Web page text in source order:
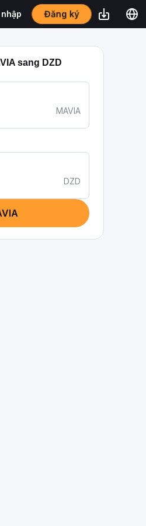
Đăng ký
sang DZD
MAVIA
DZD